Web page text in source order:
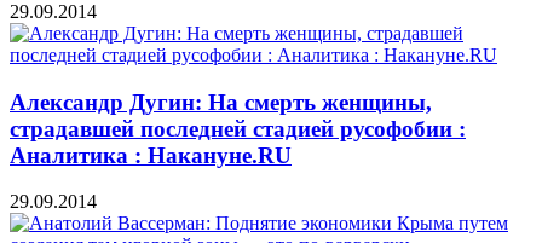
29.09.2014
Александр Дугин: На смерть женщины,
страдавшей последней стадией русофобии :
Аналитика : Накануне.RU
29.09.2014